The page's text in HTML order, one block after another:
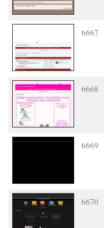
6667
6668
6669
6670